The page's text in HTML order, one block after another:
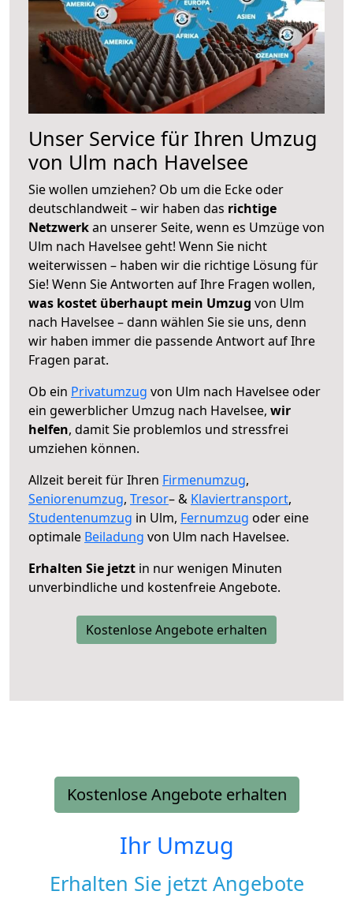
Unser Service für Ihren Umzug
von Ulm nach Havelsee
Sie wollen umziehen? Ob um die Ecke oder
deutschlandweit – wir haben das richtige
Netzwerkan unserer Seite, wenn es Umzüge von
Ulm nach Havelsee geht! Wenn Sie nicht
weiterwissen – haben wir die richtige Lösung für
Sie! Wenn Sie Antworten auf Ihre Fragen wollen,
was kostet überhaupt mein Umzug von Ulm
nach Havelsee – dann wählen Sie sie uns, denn
wir haben immer die passende Antwort auf Ihre
Fragen parat.
Ob ein Privatumzug von Ulm nach Havelsee oder
ein gewerblicher Umzug nach Havelsee, wir
helfen, damit Sie problemlos und stressfrei
umziehen können.
Allzeit bereit für Ihren Firmenumzug,
Seniorenumzug, Tresor– & Klaviertransport,
Studentenumzug in Ulm, Fernumzug oder eine
optimale Beiladung von Ulm nach Havelsee.
Erhalten Sie jetzt in nur wenigen Minuten
unverbindliche und kostenfreie Angebote.
Kostenlose Angebote erhalten
Kostenlose Angebote erhalten
Ihr Umzug
Erhalten Sie jetzt Angebote